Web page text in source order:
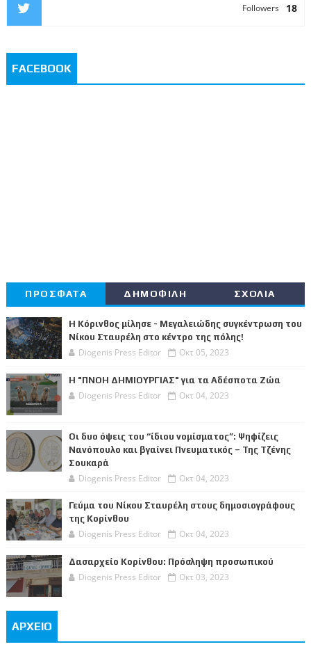
18
Followers
FACEBOOK
ΠΡΟΣΦΑΤΑ ΔΗΜΟΦΙΛΗ ΣΧΟΛΙΑ
Η Κόρινθος μίλησε - Μεγαλειώδης συγκέντρωση του
Νίκου Σταυρέλη στο κέντρο της πόλης!
Diogenis Press Editor Οκτ 05, 2023
Η "ΠΝΟΗ ΔΗΜΙΟΥΡΓΙΑΣ" για τα Αδέσποτα Ζώα
Diogenis Press Editor Οκτ 04, 2023
Οι δυο όψεις του “ίδιου νομίσματος”: Ψηφίζεις
Νανόπουλο και βγαίνει Πνευματικός – Της Τζένης
Σουκαρά
Diogenis Press Editor Οκτ 04, 2023
Γεύμα του Νίκου Σταυρέλη στους δημοσιογράφους
της Κορίνθου
Diogenis Press Editor Οκτ 04, 2023
Δασαρχείο Κορίνθου: Πρόσληψη προσωπικού
Diogenis Press Editor Οκτ 03, 2023
ΑΡΧΕΙΟ